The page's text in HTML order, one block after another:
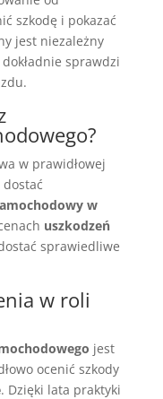
szkodę i pokazać
jest niezależny
sprawdzi
w prawidłowej
w
uszkodzeń
sprawiedliwe
w roli
jest
ocenić szkody
. Dzięki lata praktyki